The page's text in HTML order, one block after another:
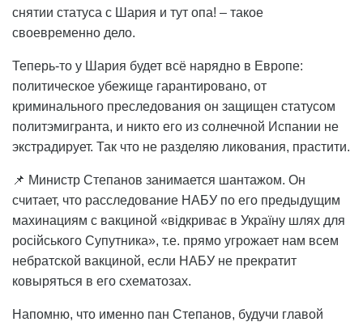
снятии статуса с Шария и тут опа! – такое
своевременно дело.
Теперь-то у Шария будет всё нарядно в Европе:
политическое убежище гарантировано, от
криминального преследования он защищен статусом
политэмигранта, и никто его из солнечной Испании не
экстрадирует. Так что не разделяю ликования, прастити.
📌 Министр Степанов занимается шантажом. Он
считает, что расследование НАБУ по его предыдущим
махинациям с вакциной «відкриває в Україну шлях для
російського Супутника», т.е. прямо угрожает нам всем
небратской вакциной, если НАБУ не прекратит
ковыряться в его схематозах.
Напомню, что именно пан Степанов, будучи главой